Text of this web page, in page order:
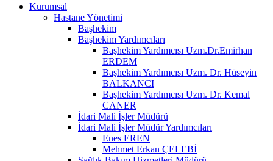
Kurumsal
Hastane Yönetimi
Başhekim
Başhekim Yardımcıları
Başhekim Yardımcısı Uzm.Dr.Emirhan
ERDEM
Başhekim Yardımcısı Uzm. Dr. Hüseyin
BALKANCI
Başhekim Yardımcısı Uzm. Dr. Kemal
CANER
İdari Mali İşler Müdürü
İdari Mali İşler Müdür Yardımcıları
Enes EREN
Mehmet Erkan ÇELEBİ